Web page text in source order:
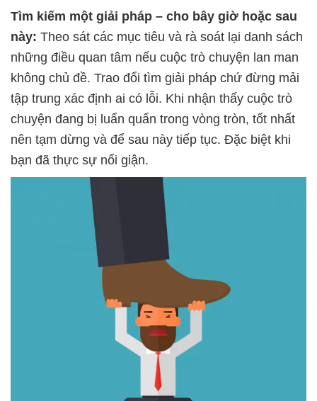
Tìm kiếm một giải pháp – cho bây giờ hoặc sau
này: Theo sát các mục tiêu và rà soát lại danh sách
những điều quan tâm nếu cuộc trò chuyện lan man
không chủ đề. Trao đổi tìm giải pháp chứ đừng mải
tập trung xác định ai có lỗi. Khi nhận thấy cuộc trò
chuyện đang bị luẩn quẩn trong vòng tròn, tốt nhất
nên tạm dừng và để sau này tiếp tục. Đặc biệt khi
bạn đã thực sự nổi giận.